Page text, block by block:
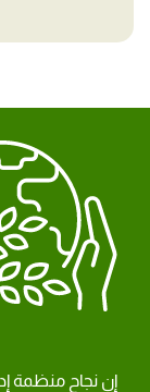
إن نجاح منظمة